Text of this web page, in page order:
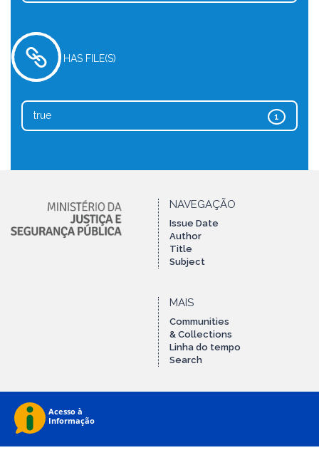
HAS FILE(S)
1
true
NAVEGAÇÃO
Issue Date
Author
Title
Subject
MAIS
Communities
& Collections
Linha do tempo
Search